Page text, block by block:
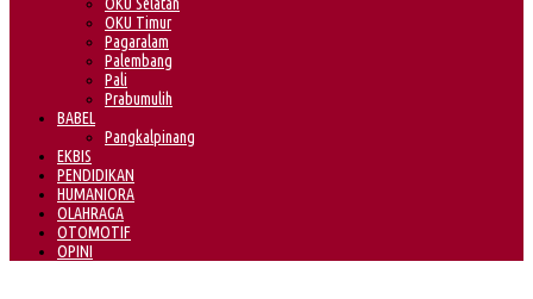
OKU Selatan
OKU Timur
Pagaralam
Palembang
Pali
Prabumulih
BABEL
Pangkalpinang
EKBIS
PENDIDIKAN
HUMANIORA
OLAHRAGA
OTOMOTIF
OPINI